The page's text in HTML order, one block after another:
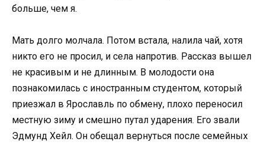
больше, чем я.
Мать долго молчала. Потом встала, налила чай, хотя
никто его не просил, и села напротив. Рассказ вышел
не красивым и не длинным. В молодости она
познакомилась с иностранным студентом, который
приезжал в Ярославль по обмену, плохо переносил
местную зиму и смешно путал ударения. Его звали
Эдмунд Хейл. Он обещал вернуться после семейных